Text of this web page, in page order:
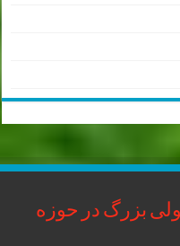
بزرگ در حوزه